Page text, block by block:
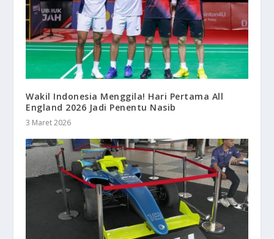
Wakil Indonesia Menggila! Hari Pertama All
England 2026 Jadi Penentu Nasib
3 Maret 2026